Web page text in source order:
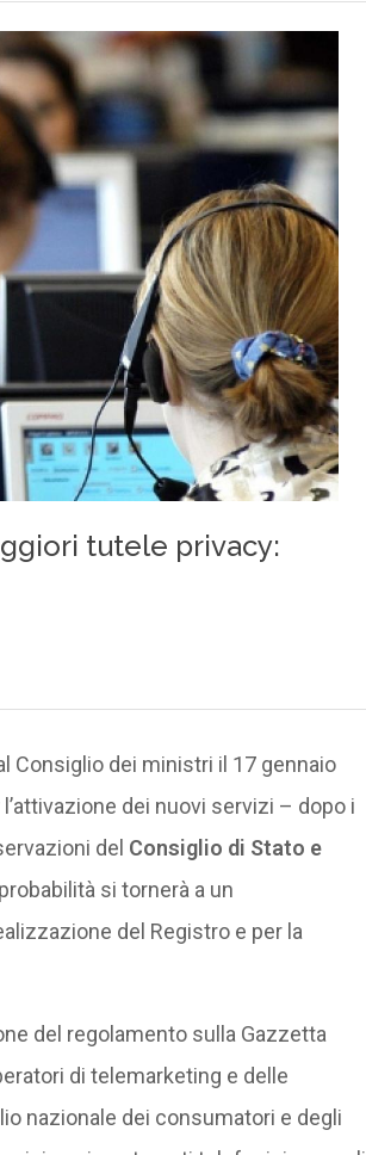
Consiglio dei ministri il 17 gennaio
dei nuovi servizi – dopo i
del Consiglio di Stato e
si tornerà a un
del Registro e per la
del regolamento sulla Gazzetta
di telemarketing e delle
nazionale dei consumatori e degli